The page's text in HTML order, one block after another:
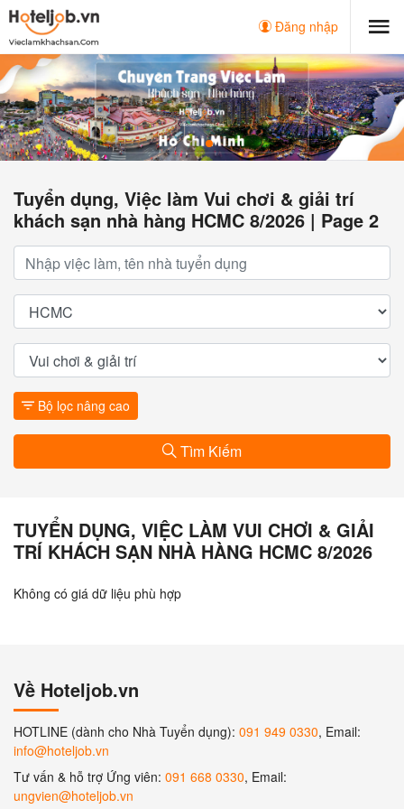
Đăng nhập
Tuyển dụng, Việc làm Vui chơi & giải trí
khách sạn nhà hàng HCMC 8/2026 | Page 2
Bộ lọc nâng cao
Tìm Kiếm
TUYỂN DỤNG, VIỆC LÀM VUI CHƠI & GIẢI
TRÍ KHÁCH SẠN NHÀ HÀNG HCMC 8/2026
Không có giá dữ liệu phù hợp
Về Hoteljob.vn
HOTLINE (dành cho Nhà Tuyển dụng): 091 949 0330, Email:
info@hoteljob.vn
Tư vấn & hỗ trợ Ứng viên: 091 668 0330, Email:
ungvien@hoteljob.vn